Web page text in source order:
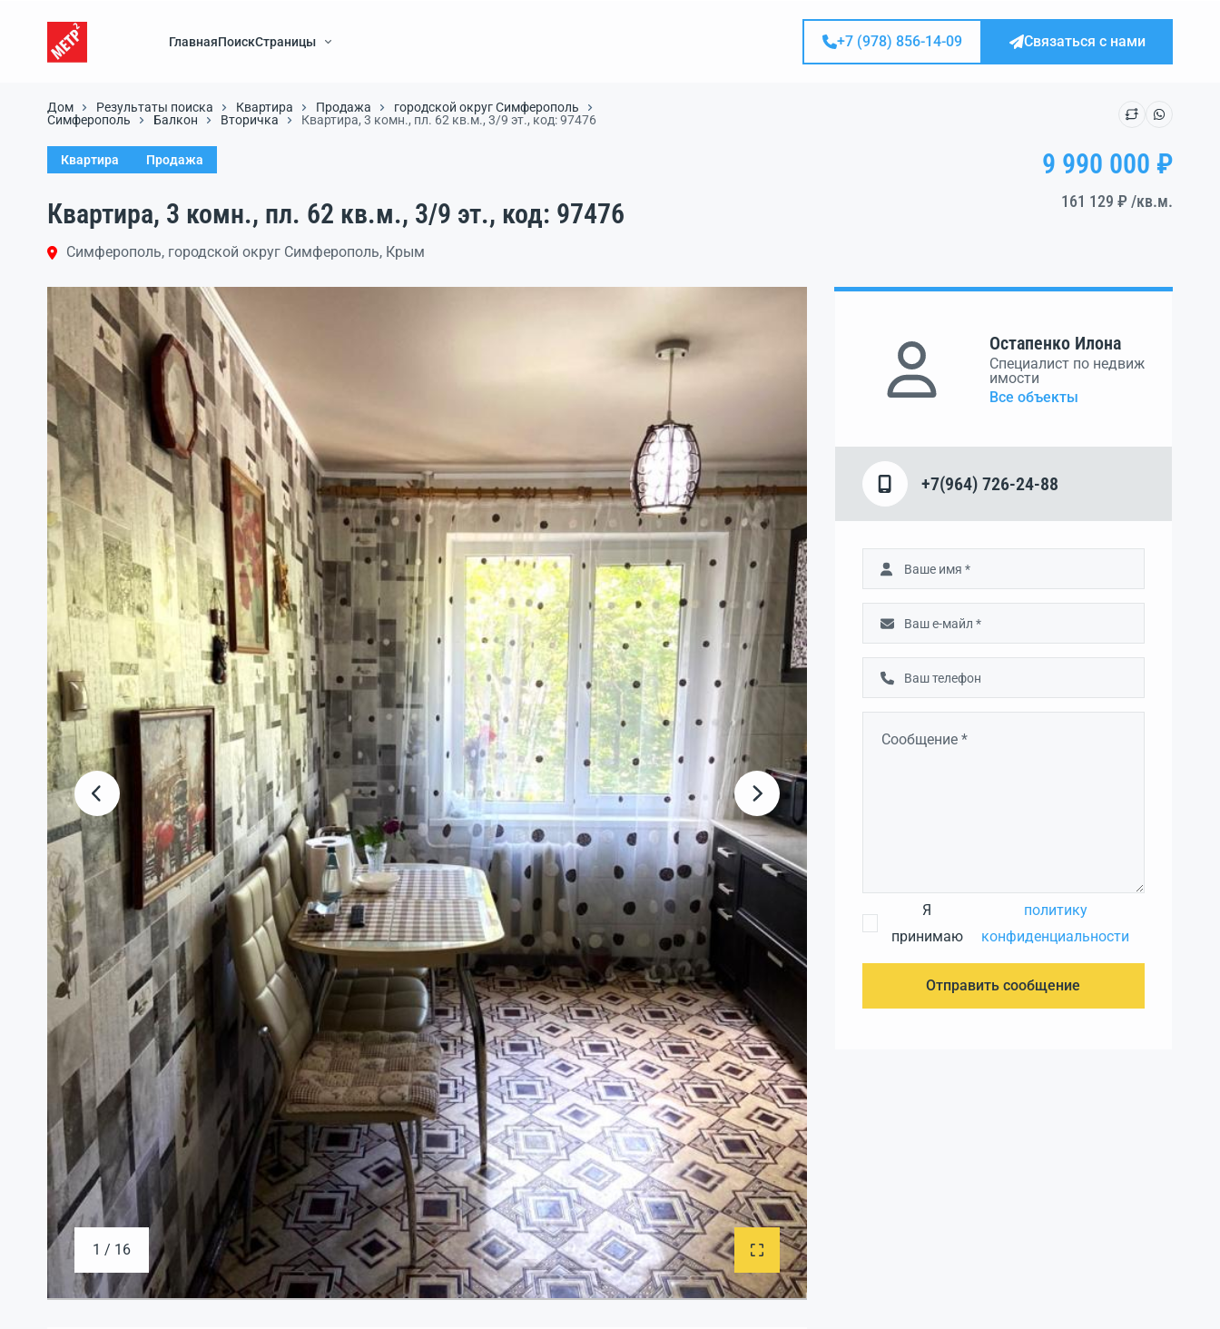
ГлавнаяПоискСтраницы +7 (978) 856-14-09 Связаться с нами
Дом Результаты поиска Квартира Продажа
городской округ Симферополь
Симферополь
Балкон Вторичка Квартира, 3 комн., пл. 62 кв.м., 3/9 эт., код: 97476
Квартира Продажа
Квартира, 3 комн., пл. 62 кв.м., 3/9 эт., код: 97476
Симферополь, городской округ Симферополь, Крым
9 990 000 ₽
161 129 ₽ /кв.м.
1 / 16
Остапенко Илона
Специалист по недвиж
имости
Все объекты
+7(964) 726-24-88
Я
принимаю
политику
конфиденциальности
Отправить сообщение